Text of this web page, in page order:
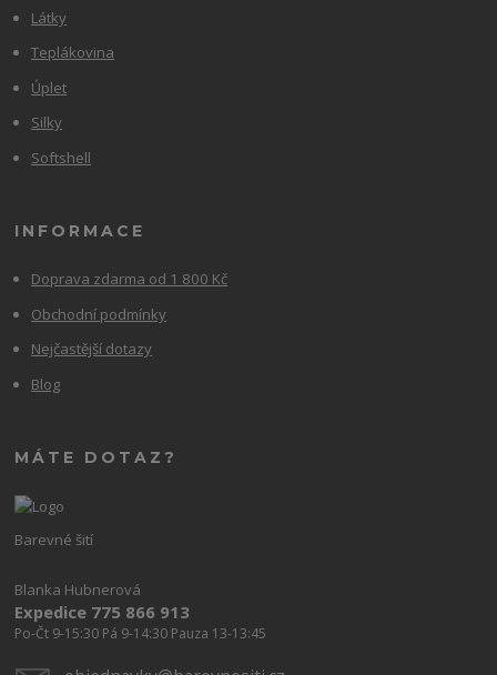
Látky
Teplákovina
Úplet
Silky
Softshell
INFORMACE
Doprava zdarma od 1 800 Kč
Obchodní podmínky
Nejčastější dotazy
Blog
MÁTE DOTAZ?
Barevné šití
Blanka Hubnerová
Expedice 775 866 913
Po-Čt 9-15:30 Pá 9-14:30 Pauza 13-13:45